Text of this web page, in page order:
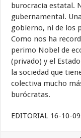
burocracia estatal.
gubernamental.
gobierno, ni de los
Como nos ha
perimo Nobel de
(privado) y el
la sociedad que
colectiva mucho
burócratas.
EDITORIAL 16-10-09